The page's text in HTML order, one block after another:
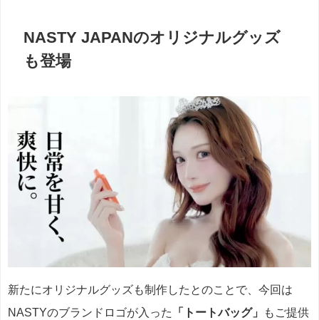
NASTY JAPANのオリジナルグッズ
も登場
新たにオリジナルグッズも制作したとのことで、今回は
NASTYのブランドロゴが入った
「トートバッグ」
もご提供